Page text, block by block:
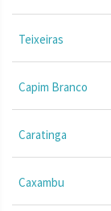
Teixeiras
Capim Branco
Caratinga
Caxambu